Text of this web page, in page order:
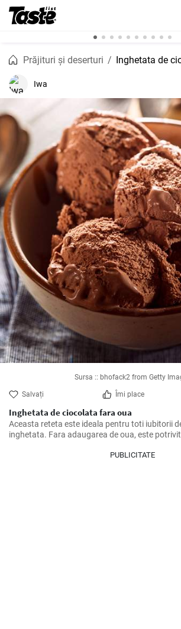
Prăjituri și deserturi Inghetata de
Iwa
Sursa :: bhofack2 from Getty
Salvați Îmi place
Inghetata de ciocolata fara oua
Aceasta reteta este ideala pentru toti iubitorii
inghetata. Fara adaugarea de oua, este
PUBLICITATE